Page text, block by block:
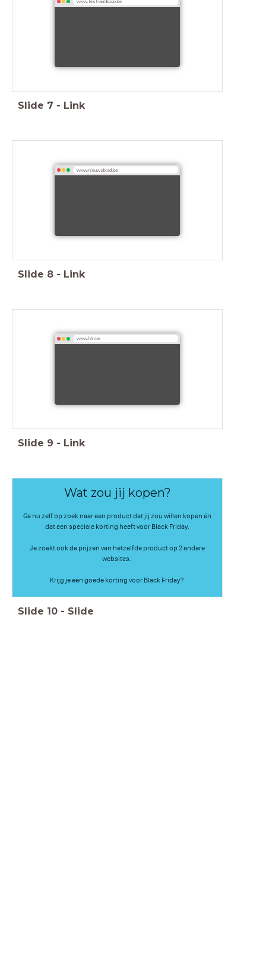
www.test-aankoop.be
Slide 7 - Link
www.nieuwsblad.be
Slide 8 - Link
www.hln.be
Slide 9 - Link
Wat zou jij kopen?
Ga nu zelf op zoek naar een product dat jij zou willen kopen én
dat een speciale korting heeft voor Black Friday.
Je zoekt ook de prijzen van hetzelfde product op 2 andere
websites.
Krijg je een goede korting voor Black Friday?
Slide 10 - Slide